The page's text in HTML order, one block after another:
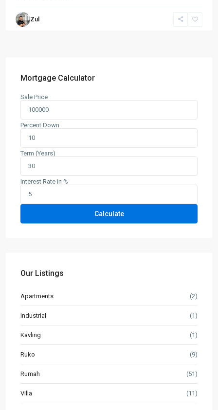
Zul
Mortgage Calculator
Sale Price
Percent Down
Term (Years)
Interest Rate in %
Calculate
Our Listings
Apartments (2)
Industrial (1)
Kavling (1)
Ruko (9)
Rumah (51)
Villa (11)